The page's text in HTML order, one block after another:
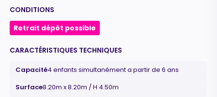
CONDITIONS
Retrait dépôt possible
CARACTÉRISTIQUES TECHNIQUES
Capacité4 enfants simultanément a partir de 6 ans
Surface8.20m x 8.20m / H 4.50m